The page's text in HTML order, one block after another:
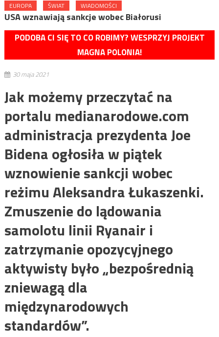
EUROPA ŚWIAT WIADOMOŚCI
USA wznawiają sankcje wobec Białorusi
PODOBA CI SIĘ TO CO ROBIMY? WESPRZYJ PROJEKT
MAGNA POLONIA!
30 maja 2021
Jak możemy przeczytać na
portalu medianarodowe.com
administracja prezydenta Joe
Bidena ogłosiła w piątek
wznowienie sankcji wobec
reżimu Aleksandra Łukaszenki.
Zmuszenie do lądowania
samolotu linii Ryanair i
zatrzymanie opozycyjnego
aktywisty było „bezpośrednią
zniewagą dla
międzynarodowych
standardów”.